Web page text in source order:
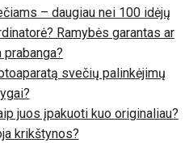
– daugiau nei 100 idėjų
Ramybės garantas ar
prabanga?
svečių palinkėjimų
juos įpakuoti kuo originaliau?
krikštynos?